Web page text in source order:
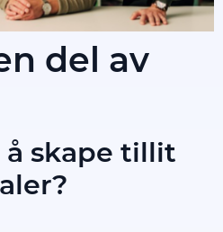
del av
skape tillit